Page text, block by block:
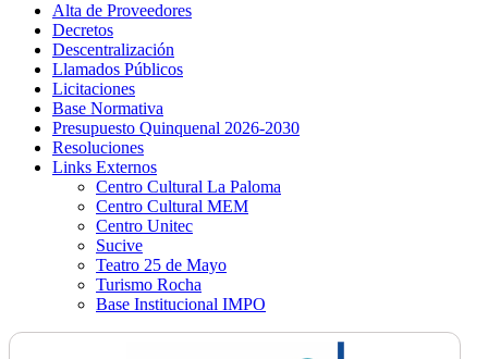
Alta de Proveedores
Decretos
Descentralización
Llamados Públicos
Licitaciones
Base Normativa
Presupuesto Quinquenal 2026-2030
Resoluciones
Links Externos
Centro Cultural La Paloma
Centro Cultural MEM
Centro Unitec
Sucive
Teatro 25 de Mayo
Turismo Rocha
Base Institucional IMPO